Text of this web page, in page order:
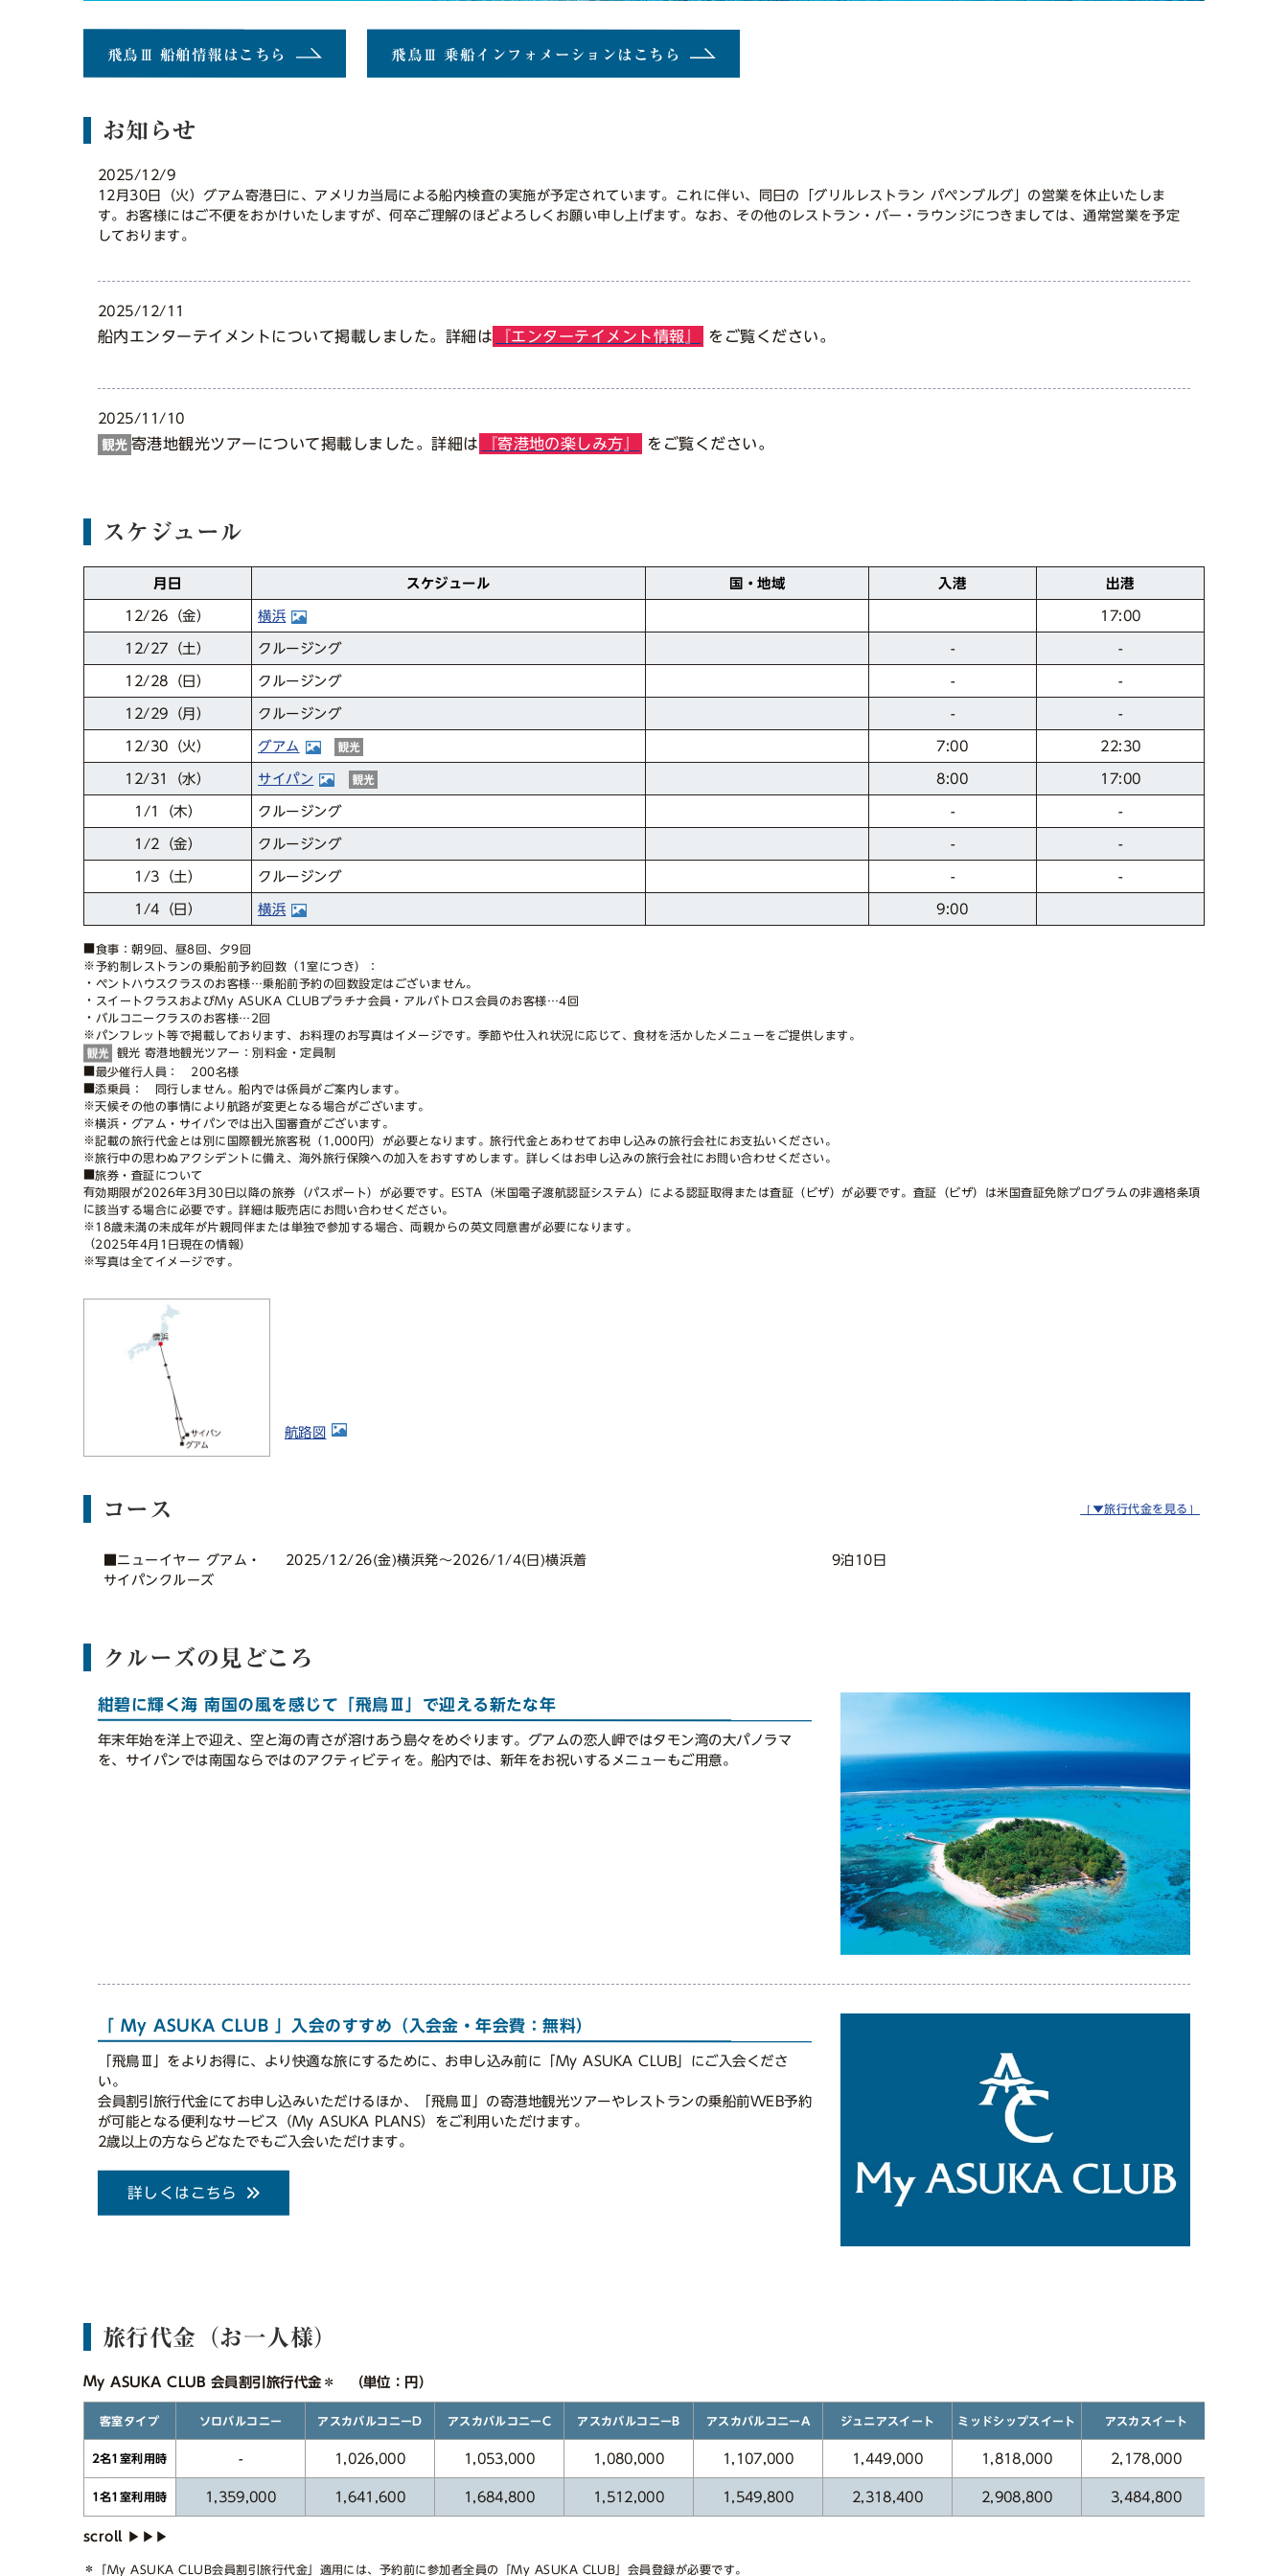
飛鳥Ⅲ 船舶情報はこちら 飛鳥Ⅲ 乗船インフォメーションはこちら
お知らせ
2025/12/9
12月30日（火）グアム寄港日に、アメリカ当局による船内検査の実施が予定されています。これに伴い、同日の「グリルレストラン パペンブルグ」の営業を休止いたしま
す。お客様にはご不便をおかけいたしますが、何卒ご理解のほどよろしくお願い申し上げます。なお、その他のレストラン・バー・ラウンジにつきましては、通常営業を予定
しております。
2025/12/11
船内エンターテイメントについて掲載しました。詳細は 『エンターテイメント情報』 をご覧ください。
2025/11/10
寄港地観光ツアーについて掲載しました。詳細は 『寄港地の楽しみ方』 をご覧ください。
スケジュール
月日 スケジュール 国・地域 入港 出港
12/26 （金） 横浜 17:00
12/27 （土） クルージング - -
12/28 （日） クルージング - -
12/29 （月） クルージング - -
12/30 （火） グアム 7:00 22:30
12/31 （水） サイパン 8:00 17:00
1/1 （木） クルージング - -
1/2 （金） クルージング - -
1/3 （土） クルージング - -
1/4 （日） 横浜 9:00
■食事：朝9回、昼8回、夕9回
※予約制レストランの乗船前予約回数（1室につき）：
・ペントハウスクラスのお客様…乗船前予約の回数設定はございません。
・スイートクラスおよびMy ASUKA CLUBプラチナ会員・アルバトロス会員のお客様…4回
・バルコニークラスのお客様…2回
※パンフレット等で掲載しております、お料理のお写真はイメージです。季節や仕入れ状況に応じて、食材を活かしたメニューをご提供します。
観光 寄港地観光ツアー：別料金・定員制
■最少催行人員： 200名様
■添乗員： 同行しません。船内では係員がご案内します。
※天候その他の事情により航路が変更となる場合がございます。
※横浜・グアム・サイパンでは出入国審査がございます。
※記載の旅行代金とは別に国際観光旅客税（1,000円）が必要となります。旅行代金とあわせてお申し込みの旅行会社にお支払いください。
※旅行中の思わぬアクシデントに備え、海外旅行保険への加入をおすすめします。詳しくはお申し込みの旅行会社にお問い合わせください。
■旅券・査証について
有効期限が2026年3月30日以降の旅券（パスポート）が必要です。ESTA（米国電子渡航認証システム）による認証取得または査証（ビザ）が必要です。査証（ビザ）は米国査証免除プログラムの非適格条項
に該当する場合に必要です。詳細は販売店にお問い合わせください。
※18歳未満の未成年が片親同伴または単独で参加する場合、両親からの英文同意書が必要になります。
（2025年4月1日現在の情報）
※写真は全てイメージです。
航路図
コース ［▼旅行代金を見る］
■ニューイヤー グアム・
サイパンクルーズ
2025/12/26(金)横浜発〜2026/1/4(日)横浜着 9泊10日
クルーズの見どころ
紺碧に輝く海 南国の風を感じて「飛鳥Ⅲ」で迎える新たな年
年末年始を洋上で迎え、空と海の青さが溶けあう島々をめぐります。グアムの恋人岬ではタモン湾の大パノラマ
を、サイパンでは南国ならではのアクティビティを。船内では、新年をお祝いするメニューもご用意。
「 My ASUKA CLUB 」入会のすすめ（入会金・年会費：無料）
「飛鳥Ⅲ」をよりお得に、より快適な旅にするために、お申し込み前に「My ASUKA CLUB」にご入会くださ
い。
会員割引旅行代金にてお申し込みいただけるほか、「飛鳥Ⅲ」の寄港地観光ツアーやレストランの乗船前WEB予約
が可能となる便利なサービス（My ASUKA PLANS）をご利用いただけます。
2歳以上の方ならどなたでもご入会いただけます。
詳しくはこちら
旅行代金（お一人様）
My ASUKA CLUB 会員割引旅行代金＊ （単位：円）
客室タイプ ソロバルコニー アスカバルコニーD アスカバルコニーC アスカバルコニーB アスカバルコニーA ジュニアスイート ミッドシップスイート アスカスイート
2名1室利用時 - 1,026,000 1,053,000 1,080,000 1,107,000 1,449,000 1,818,000 2,178,000
1名1室利用時 1,359,000 1,641,600 1,684,800 1,512,000 1,549,800 2,318,400 2,908,800 3,484,800
＊「My ASUKA CLUB会員割引旅行代金」適用には、予約前に参加者全員の「My ASUKA CLUB」会員登録が必要です。